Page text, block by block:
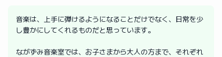
音楽は、上手に弾けるようになることだけでなく、日常を少
し豊かにしてくれるものだと思っています。
ながずみ音楽室では、お子さまから大人の方まで、それぞれ